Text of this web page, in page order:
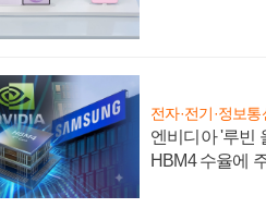
전자·전기·정보통
엔비디아 '루빈
HBM4 수율에